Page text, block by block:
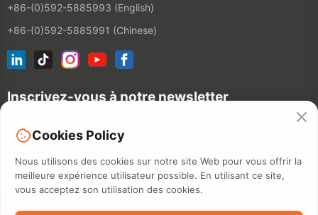
+86-(0)592-5885993 (English)
+86-(0)592-5885991 (Chinese)
Inscrivez-vous à notre newsletter
Cookies Policy
Nous utilisons des cookies sur notre site Web pour vous offrir la
meilleure expérience utilisateur possible. En utilisant ce site,
vous acceptez son utilisation des cookies.